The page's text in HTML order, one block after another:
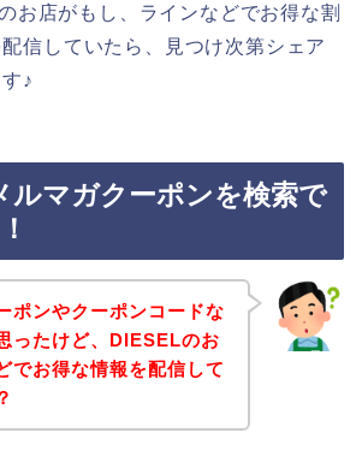
お店がもし、ラインなどでお得な割
信していたら、見つけ次第シェア
♪
ルマガクーポンを検索で
ポンやクーポンコードな
ったけど、DIESELのお
でお得な情報を配信して